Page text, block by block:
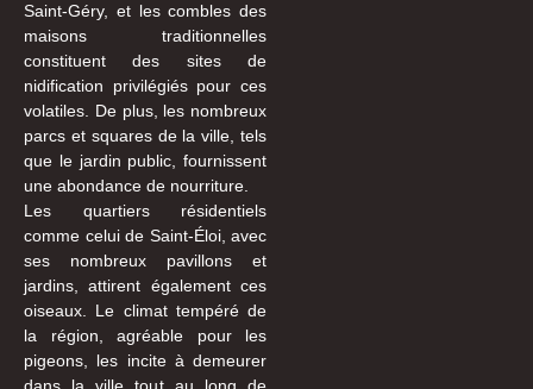
Saint-Géry, et les combles des
maisons traditionnelles
constituent des sites de
nidification privilégiés pour ces
volatiles. De plus, les nombreux
parcs et squares de la ville, tels
que le jardin public, fournissent
une abondance de nourriture.
Les quartiers résidentiels
comme celui de Saint-Éloi, avec
ses nombreux pavillons et
jardins, attirent également ces
oiseaux. Le climat tempéré de
la région, agréable pour les
pigeons, les incite à demeurer